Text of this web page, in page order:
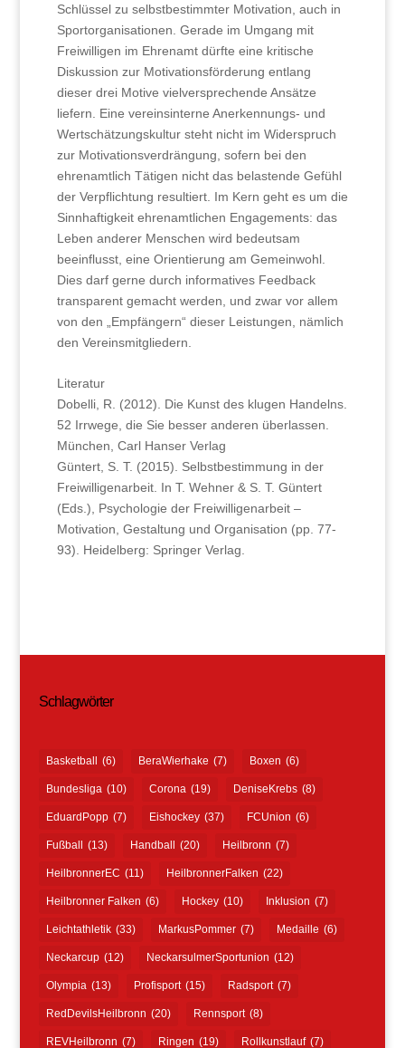
Schlüssel zu selbstbestimmter Motivation, auch in
Sportorganisationen. Gerade im Umgang mit
Freiwilligen im Ehrenamt dürfte eine kritische
Diskussion zur Motivationsförderung entlang
dieser drei Motive vielversprechende Ansätze
liefern. Eine vereinsinterne Anerkennungs- und
Wertschätzungskultur steht nicht im Widerspruch
zur Motivationsverdrängung, sofern bei den
ehrenamtlich Tätigen nicht das belastende Gefühl
der Verpflichtung resultiert. Im Kern geht es um die
Sinnhaftigkeit ehrenamtlichen Engagements: das
Leben anderer Menschen wird bedeutsam
beeinflusst, eine Orientierung am Gemeinwohl.
Dies darf gerne durch informatives Feedback
transparent gemacht werden, und zwar vor allem
von den „Empfängern“ dieser Leistungen, nämlich
den Vereinsmitgliedern.
Literatur
Dobelli, R. (2012). Die Kunst des klugen Handelns.
52 Irrwege, die Sie besser anderen überlassen.
München, Carl Hanser Verlag
Güntert, S. T. (2015). Selbstbestimmung in der
Freiwilligenarbeit. In T. Wehner & S. T. Güntert
(Eds.), Psychologie der Freiwilligenarbeit –
Motivation, Gestaltung und Organisation (pp. 77-
93). Heidelberg: Springer Verlag.
Schlagwörter
Basketball (6) BeraWierhake (7) Boxen (6)
Bundesliga (10) Corona (19) DeniseKrebs (8)
EduardPopp (7) Eishockey (37) FCUnion (6)
Fußball (13) Handball (20) Heilbronn (7)
HeilbronnerEC (11) HeilbronnerFalken (22)
Heilbronner Falken (6) Hockey (10) Inklusion (7)
Leichtathletik (33) MarkusPommer (7) Medaille (6)
Neckarcup (12) NeckarsulmerSportunion (12)
Olympia (13) Profisport (15) Radsport (7)
RedDevilsHeilbronn (20) Rennsport (8)
REVHeilbronn (7) Ringen (19) Rollkunstlauf (7)